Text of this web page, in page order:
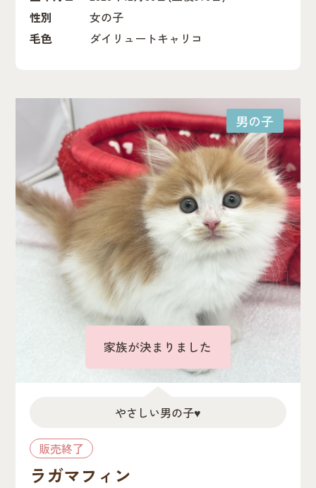
性別
女の子
毛色
ダイリュートキャリコ
男の子
家族が決まりました
やさしい男の子♥
販売終了
ラガマフィン